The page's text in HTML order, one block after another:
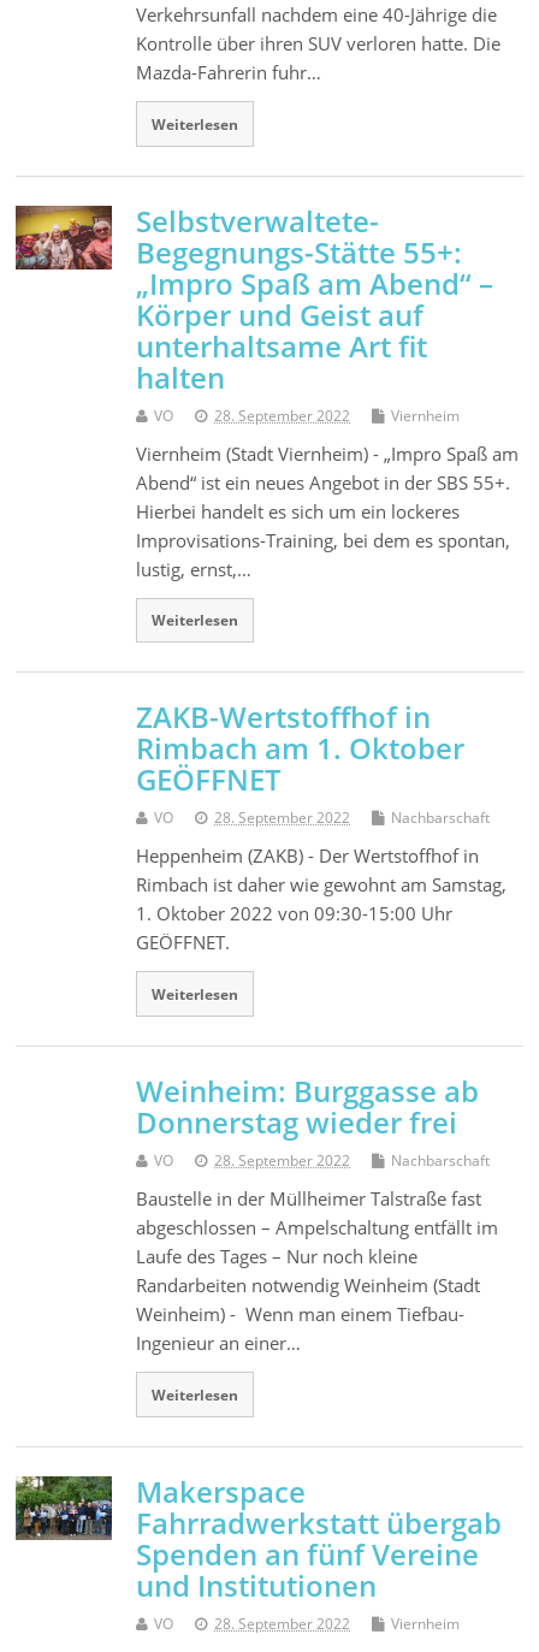
Verkehrsunfall nachdem eine 40-Jährige die
Kontrolle über ihren SUV verloren hatte. Die
Mazda-Fahrerin fuhr…
Weiterlesen
Selbstverwaltete-
Begegnungs-Stätte 55+:
„Impro Spaß am Abend“ –
Körper und Geist auf
unterhaltsame Art fit
halten
VO 28. September 2022 Viernheim
Viernheim (Stadt Viernheim) - „Impro Spaß am
Abend“ ist ein neues Angebot in der SBS 55+.
Hierbei handelt es sich um ein lockeres
Improvisations-Training, bei dem es spontan,
lustig, ernst,…
Weiterlesen
ZAKB-Wertstoffhof in
Rimbach am 1. Oktober
GEÖFFNET
VO 28. September 2022 Nachbarschaft
Heppenheim (ZAKB) - Der Wertstoffhof in
Rimbach ist daher wie gewohnt am Samstag,
1. Oktober 2022 von 09:30-15:00 Uhr
GEÖFFNET.
Weiterlesen
Weinheim: Burggasse ab
Donnerstag wieder frei
VO 28. September 2022 Nachbarschaft
Baustelle in der Müllheimer Talstraße fast
abgeschlossen – Ampelschaltung entfällt im
Laufe des Tages – Nur noch kleine
Randarbeiten notwendig Weinheim (Stadt
Weinheim) - Wenn man einem Tiefbau-
Ingenieur an einer…
Weiterlesen
Makerspace
Fahrradwerkstatt übergab
Spenden an fünf Vereine
und Institutionen
VO 28. September 2022 Viernheim